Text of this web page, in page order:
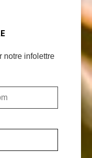
notre infolettre